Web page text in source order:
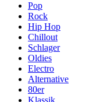
Pop
Rock
Hip Hop
Chillout
Schlager
Oldies
Electro
Alternative
80er